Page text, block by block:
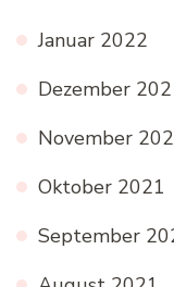
Januar 2022
Dezember
November
Oktober 2021
September